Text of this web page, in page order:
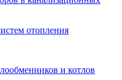
отопления
и котлов